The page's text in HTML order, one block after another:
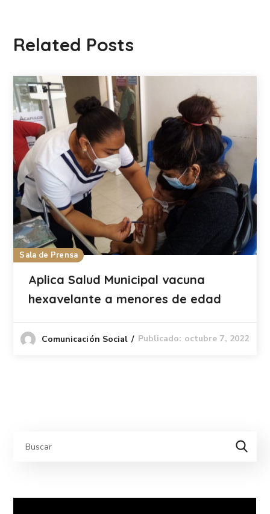
Related Posts
Sala de Prensa
Aplica Salud Municipal vacuna
hexavelante a menores de edad
Comunicación Social Publicado: octubre 7, 2022